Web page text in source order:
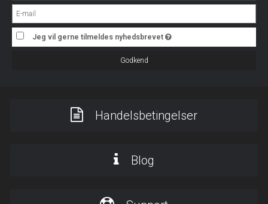
Jeg vil gerne tilmeldes nyhedsbrevet
Godkend
Handelsbetingelser
Blog